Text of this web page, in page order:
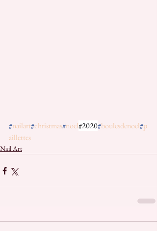
#nailart#christmas#noel#2020#boulesdenoel#p
aillettes
Nail Art